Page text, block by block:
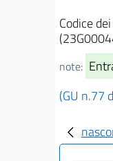
Codice
note:
(GU n.77